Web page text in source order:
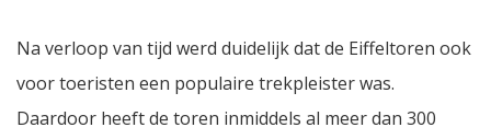
Na verloop van tijd werd duidelijk dat de Eiffeltoren ook
voor toeristen een populaire trekpleister was.
Daardoor heeft de toren inmiddels al meer dan 300